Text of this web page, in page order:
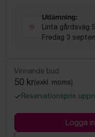
Utlämning:
Linta gårdsväg
Fredag 3
Vinnande bud
50 kr(exkl. moms)
Reservationspris
Logga